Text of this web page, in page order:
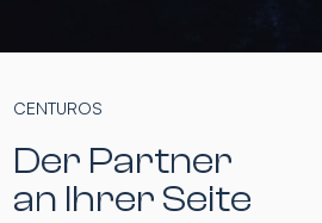
CENTUROS
Der Partner
an Ihrer Seite